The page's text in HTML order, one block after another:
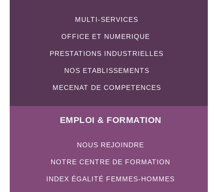
MULTI-SERVICES
OFFICE ET NUMERIQUE
PRESTATIONS INDUSTRIELLES
NOS ETABLISSEMENTS
MECENAT DE COMPETENCES
EMPLOI & FORMATION
NOUS REJOINDRE
NOTRE CENTRE DE FORMATION
INDEX ÉGALITÉ FEMMES-HOMMES